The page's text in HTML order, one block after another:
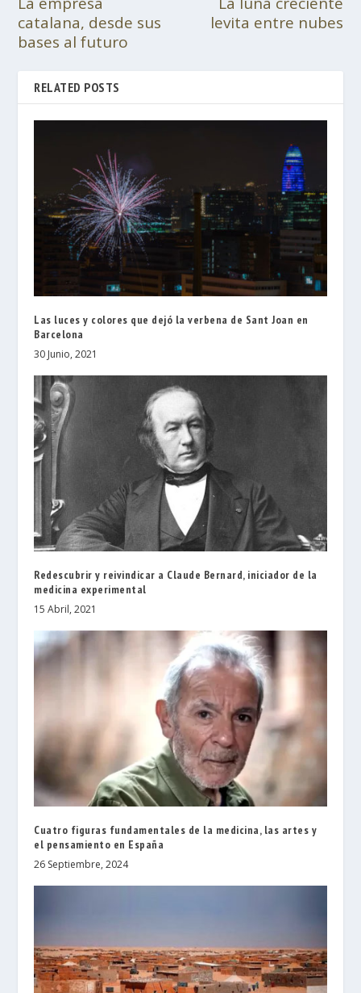
catalana, desde sus
bases al futuro
levita entre nubes
RELATED POSTS
Las luces y colores que dejó la verbena de Sant Joan en
Barcelona
30 Junio, 2021
Redescubrir y reivindicar a Claude Bernard, iniciador de la
medicina experimental
15 Abril, 2021
Cuatro figuras fundamentales de la medicina, las artes y
el pensamiento en España
26 Septiembre, 2024